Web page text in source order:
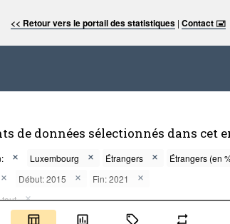
<< Retour vers le portail des statistiques |Contact 🖃
de données sélectionnés dans cet
Luxembourg Étrangers Étrangers (en
Début: 2015
Fin: 2021
tout